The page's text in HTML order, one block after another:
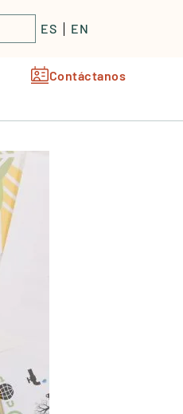
ES EN
Contáctanos
ES EN
Contáctanos